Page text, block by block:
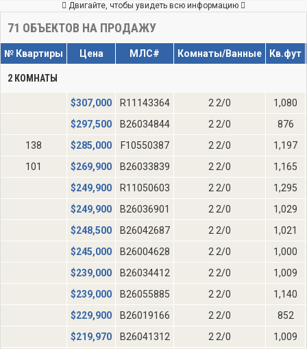
Двигайте, чтобы увидеть всю информацию
71 ОБЪЕКТОВ НА ПРОДАЖУ
№ Квартиры Цена МЛС# Комнаты/Ванные Кв.фут
2 КОМНАТЫ
$307,000 R11143364 2 2/0
1,080
$297,500 B26034844 2 2/0
876
138
$285,000 F10550387 2 2/0
1,197
101
$269,900 B26033839 2 2/0
1,165
$249,900 R11050603 2 2/0
1,295
$249,900 B26036901 2 2/0
1,029
$248,500 B26042687 2 2/0
1,021
$245,000 B26004628 2 2/0
1,000
$239,000 B26034412 2 2/0
1,009
$239,000 B26055885 2 2/0
1,140
$229,900 B26019166 2 2/0
852
$219,970 B26041312 2 2/0
1,009